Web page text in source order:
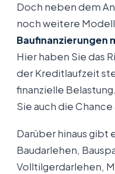
Doch neben dem
noch weitere
Baufinanzierungen
Hier haben Sie das
der Kreditlaufzeit
finanzielle
Sie auch die
Darüber hinaus gibt
Baudarlehen,
Volltilgerdarlehen,